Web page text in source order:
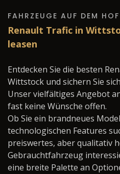
FAHRZEUGE AUF DEM HOF
Renault Trafic in
leasen
Entdecken Sie die besten
Wittstock und sichern Sie
Unser vielfältiges Angebot
fast keine Wünsche offen.
Ob Sie ein brandneues
technologischen Features
preiswertes, aber qualitativ
Gebrauchtfahrzeug
eine breite Palette an